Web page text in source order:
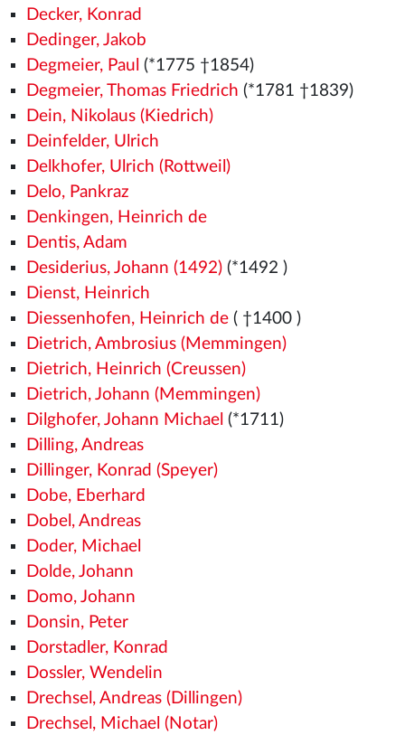
Decker, Konrad
Dedinger, Jakob
Degmeier, Paul (*1775 †1854)
Degmeier, Thomas Friedrich (*1781 †1839)
Dein, Nikolaus (Kiedrich)
Deinfelder, Ulrich
Delkhofer, Ulrich (Rottweil)
Delo, Pankraz
Denkingen, Heinrich de
Dentis, Adam
Desiderius, Johann (1492)(*1492 )
Dienst, Heinrich
Diessenhofen, Heinrich de( †1400 )
Dietrich, Ambrosius (Memmingen)
Dietrich, Heinrich (Creussen)
Dietrich, Johann (Memmingen)
Dilghofer, Johann Michael (*1711)
Dilling, Andreas
Dillinger, Konrad (Speyer)
Dobe, Eberhard
Dobel, Andreas
Doder, Michael
Dolde, Johann
Domo, Johann
Donsin, Peter
Dorstadler, Konrad
Dossler, Wendelin
Drechsel, Andreas (Dillingen)
Drechsel, Michael (Notar)